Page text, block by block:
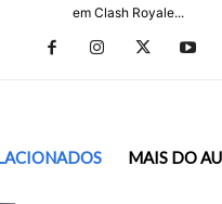
em Clash Royale...
MAIS DO